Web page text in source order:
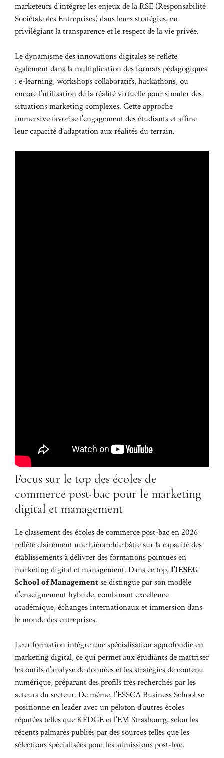
marketeurs d’intégrer les enjeux de la RSE (Responsabilité
Sociétale des Entreprises) dans leurs stratégies, en
privilégiant la transparence et le respect de la vie privée.
Le dynamisme des innovations digitales se reflète
également dans la multiplication des formats pédagogiques
: e-learning, workshops collaboratifs, hackathons, ou
encore l’utilisation de la réalité virtuelle pour simuler des
situations marketing complexes. Cette approche
immersive favorise l’engagement des étudiants et affine
leur capacité d’adaptation aux réalités du terrain.
Focus sur le top des écoles de
commerce post-bac pour le marketing
digital et management
Le classement des écoles de commerce post-bac en 2026
reflète clairement une hiérarchie bâtie sur la capacité des
établissements à délivrer des formations pointues en
marketing digital et management. Dans ce top,l’IESEG
School of Managementse distingue par son modèle
d’enseignement hybride, combinant excellence
académique, échanges internationaux et immersion dans
le monde des entreprises.
Leur formation intègre une spécialisation approfondie en
marketing digital, ce qui permet aux étudiants de maîtriser
les outils d’analyse de données et les stratégies de contenu
numérique, préparant des profils très recherchés par les
acteurs du secteur. De même, l’ESSCA Business School se
positionne en leader avec un peloton d’autres écoles
réputées telles que KEDGE et l’EM Strasbourg, selon les
récents palmarès publiés par des sources telles queles
sélections spécialisées pour les admissions post-bac.